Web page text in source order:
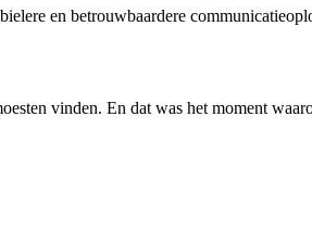
en betrouwbaardere
vinden. En dat was het moment